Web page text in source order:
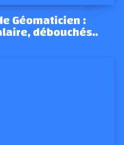
Géomaticien :
débouchés..